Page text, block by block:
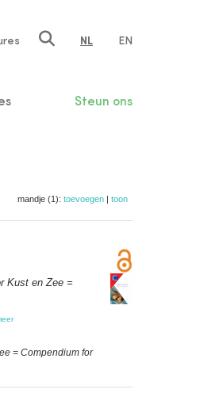
NL EN
Steun ons
mandje (1): toevoegen | toon
Kust en Zee =
= Compendium for